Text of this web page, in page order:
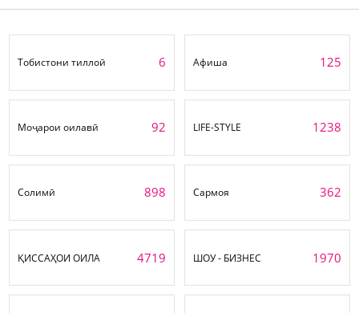
Тобистони тиллоӣ 6 Афиша 125
Моҷарои оилавӣ 92 LIFE-STYLE 1238
Солимӣ 898 Сармоя 362
ҚИССАҲОИ ОИЛА 4719 ШОУ - БИЗНЕС 1970